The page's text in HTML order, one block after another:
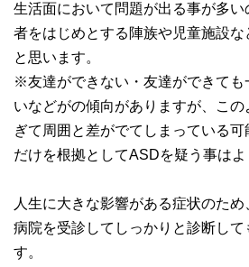
生活面において問題が出る事が多
者をはじめとする陣族や児童施設な
と思います。
※友達ができない・友達ができても
いなどがの傾向がありますが、こ
ぎて周囲と差がでてしまっている
だけを根拠としてASDを疑う事はよ
人生に大きな影響がある症状のた
病院を受診してしっかりと診断し
す。